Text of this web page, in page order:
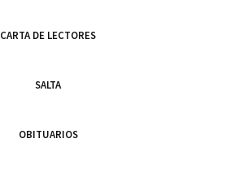
CARTA DE LECTORES
SALTA
OBITUARIOS